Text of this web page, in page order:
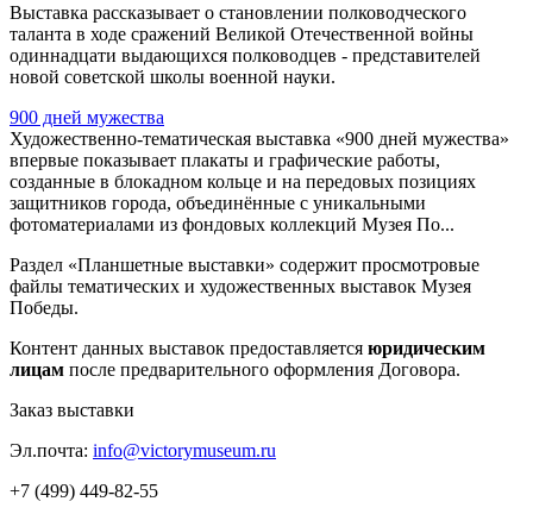
Выставка рассказывает о становлении полководческого
таланта в ходе сражений Великой Отечественной войны
одиннадцати выдающихся полководцев - представителей
новой советской школы военной науки.
900 дней мужества
Художественно-тематическая выставка «900 дней мужества»
впервые показывает плакаты и графические работы,
созданные в блокадном кольце и на передовых позициях
защитников города, объединённые с уникальными
фотоматериалами из фондовых коллекций Музея По...
Раздел «Планшетные выставки» содержит просмотровые
файлы тематических и художественных выставок Музея
Победы.
Контент данных выставок предоставляется юридическим
лицам после предварительного оформления Договора.
Заказ выставки
Эл.почта: info@victorymuseum.ru
+7 (499) 449-82-55